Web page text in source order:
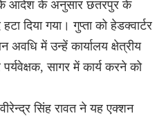
के आदेश के अनुसार छतरपुर के
दिया गया। गुप्ता को हेडक्वार्टर
में उन्हें कार्यालय क्षेत्रीय
पर्यवेक्षक, सागर में कार्य करने को
सिंह रावत ने यह एक्शन